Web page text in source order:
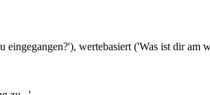
wertebasiert ('Was ist dir am